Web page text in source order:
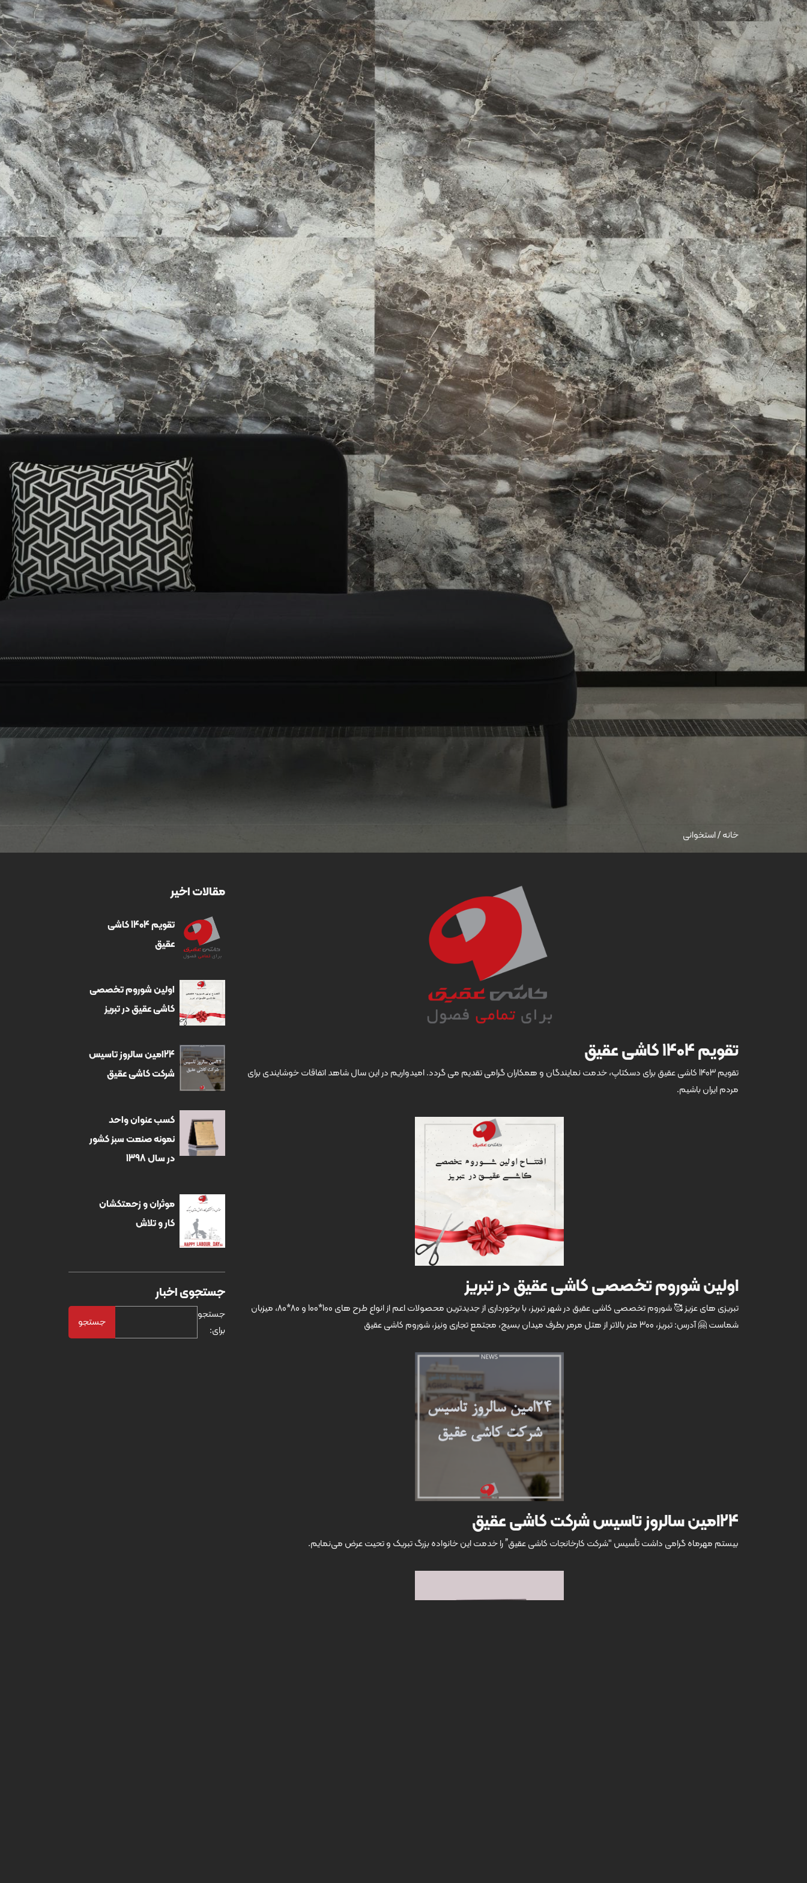
خانه/استخوانی
تقویم 1404 کاشی عقیق
تقویم 1403 کاشی عقیق برای دسکتاپ، خدمت نمایندگان و همکاران گرامی تقدیم می گردد. امیدواریم در این سال شاهد اتفاقات خوشایندی برای
مردم ایران باشیم.
اولین شوروم تخصصی کاشی عقیق در تبریز
تبریزی های عزیز 🥰 شوروم تخصصی کاشی عقیق در شهر تبریز، با برخورداری از جدیدترین محصولات اعم از انواع طرح های 100*100 و 80*80، میزبان
شماست 🤗 آدرس: تبریز، 300 متر بالاتر از هتل مرمر بطرف میدان بسیج، مجتمع تجاری ونیز، شوروم کاشی عقیق
24امین سالروز تاسیس شرکت کاشی عقیق
بیستم مهرماه گرامی داشت تأسیس "شرکت کارخانجات کاشی عقیق” را خدمت این خانواده بزرگ تبریک و تحیت عرض می‌نمایم.
مقالات اخیر
تقویم 1404 کاشی
عقیق
اولین شوروم تخصصی
کاشی عقیق در تبریز
24امین سالروز تاسیس
شرکت کاشی عقیق
کسب عنوان واحد
نمونه صنعت سبز کشور
در سال 1398
موثران و زحمتکشان
کار و تلاش
جستجوی اخبار
جستجو
برای: